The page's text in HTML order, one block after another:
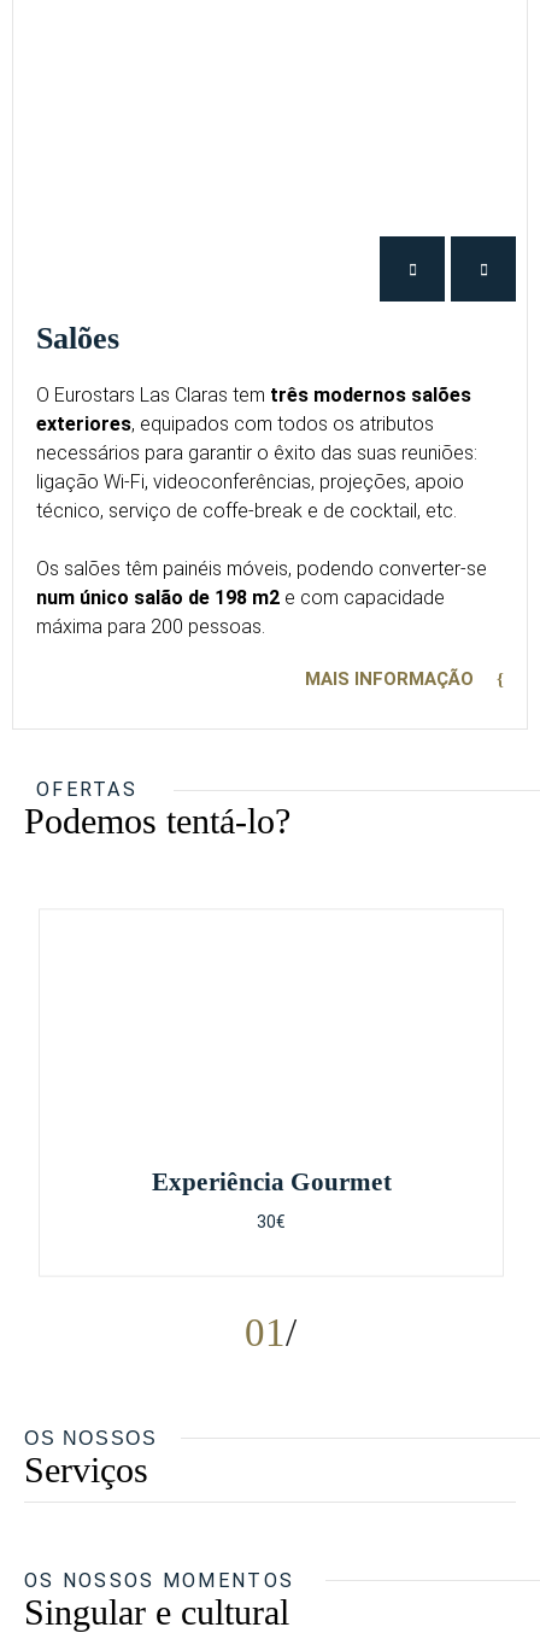
Salões
O Eurostars Las Claras tem três modernos salões
exteriores, equipados com todos os atributos
necessários para garantir o êxito das suas reuniões:
ligação Wi-Fi, videoconferências, projeções, apoio
técnico, serviço de coffe-break e de cocktail, etc.
Os salões têm painéis móveis, podendo converter-se
num único salão de 198 m2 e com capacidade
máxima para 200 pessoas.
MAIS INFORMAÇÃO
OFERTAS
Podemos tentá-lo?
01
Experiência Gourmet
30€
OS NOSSOS
Serviços
OS NOSSOS MOMENTOS
Singular e cultural